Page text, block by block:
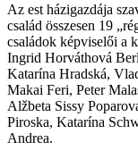
Az est házigazdája
család összesen 19
családok képviselői a
Ingrid Horváthová
Katarína Hradská,
Makai Feri, Peter
Alžbeta Sissy
Piroska, Katarína
Andrea.